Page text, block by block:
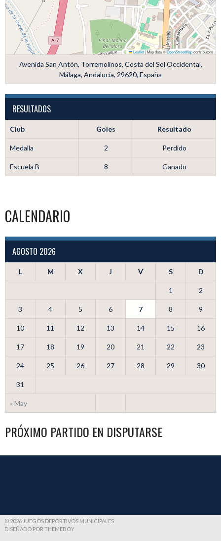
Leaflet|Map data ©OpenStreetMapcontributors
Avenida San Antón, Torremolinos, Costa del Sol Occidental,
Málaga, Andalucía, 29620, España
RESULTADOS
Club Goles Resultado
Medalla 2 Perdido
Escuela B 8 Ganado
CALENDARIO
AGOSTO 2026
L M X J V S D
« May
1 2
3 4 5 6 7 8 9
10 11 12 13 14 15 16
17 18 19 20 21 22 23
24 25 26 27 28 29 30
31
PRÓXIMO PARTIDO EN DISPUTARSE
© 2026 JUEGOS DEPORTIVOS MUNICIPALES
DISEÑADO POR THEMEBOY